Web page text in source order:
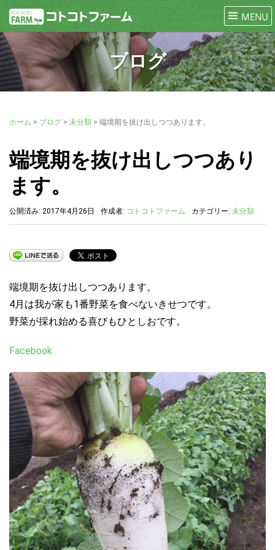
ブログ
ホーム > ブログ > 未分類 > 端境期を抜け出しつつあります。
端境期を抜け出しつつあり
ます。
公開済み: 2017年4月26日 作成者: コトコトファーム カテゴリー: 未分類
端境期を抜け出しつつあります。
4月は我が家も1番野菜を食べないきせつです。
野菜が採れ始める喜びもひとしおです。
Facebook